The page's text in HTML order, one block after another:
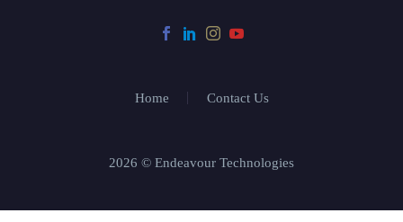
Home Contact Us
2026 © Endeavour Technologies